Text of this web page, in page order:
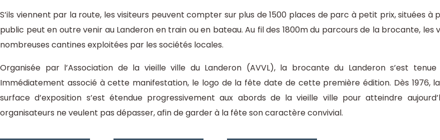
S’ils viennent par la route, les visiteurs peuvent compter sur plus de 1500 places de parc à petit prix, situées à
public peut en outre venir au Landeron en train ou en bateau. Au fil des 1800m du parcours de la brocante, les
nombreuses cantines exploitées par les sociétés locales.
Organisée par l’Association de la vieille ville du Landeron (AVVL), la brocante du Landeron s’est
Immédiatement associé à cette manifestation, le logo de la fête date de cette première édition. Dès 1976,
surface d’exposition s’est étendue progressivement aux abords de la vieille ville pour atteindre
organisateurs ne veulent pas dépasser, afin de garder à la fête son caractère convivial.